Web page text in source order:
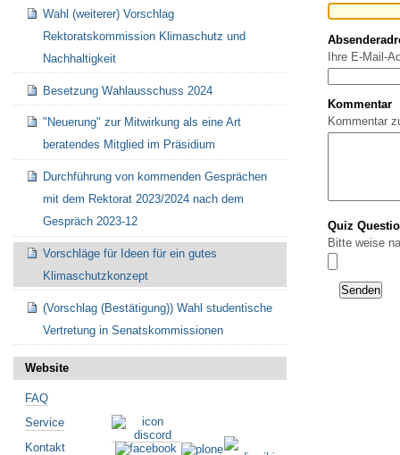
Ihre E-Mail-
Kommentar
Kommentar
Quiz
Bitte weise
Wahl (weiterer) Vorschlag
Rektoratskommission Klimaschutz und
Nachhaltigkeit
Besetzung Wahlausschuss 2024
"Neuerung" zur Mitwirkung als eine Art
beratendes Mitglied im Präsidium
Durchführung von kommenden Gesprächen
mit dem Rektorat 2023/2024 nach dem
Gespräch 2023-12
Vorschläge für Ideen für ein gutes
Klimaschutzkonzept
(Vorschlag (Bestätigung)) Wahl studentische
Vertretung in Senatskommissionen
Website
FAQ
Service
Kontakt